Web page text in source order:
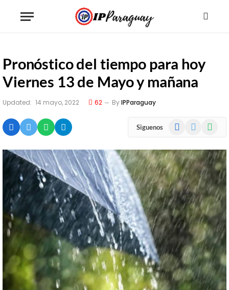
Pronóstico del tiempo para hoy
Viernes 13 de Mayo y mañana
Updated: 14 mayo, 2022 62 ByIPParaguay
Siguenos Facebook